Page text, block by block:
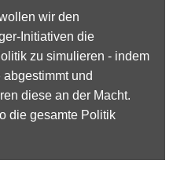
wir den
Initiativen die
zu simulieren - indem
und
diese an der Macht.
die gesamte Politik